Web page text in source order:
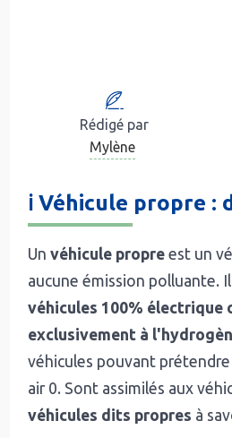
Rédigé par
Mylène
ℹ️ Véhicule propre :
Un véhicule propre est un
aucune émission polluante.
véhicules 100% électrique
exclusivement à
véhicules pouvant
air 0. Sont assimilés aux
véhicules dits propres à